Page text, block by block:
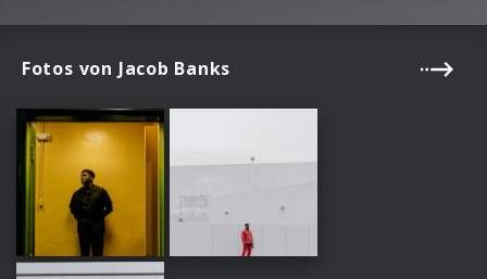
Fotos von Jacob Banks